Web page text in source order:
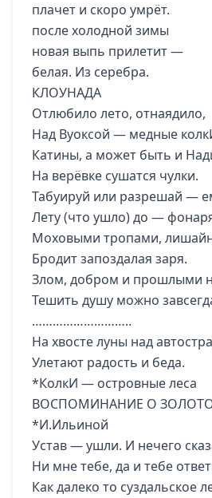
плачет и скоро умрёт.
после холодной зимы
новая выпь прилетит —
белая. Из серебра.
КЛОУНАДА
Отлюбило лето, отнаядило,
Над Вуоксой — медные
Катины, а может быть и
На верёвке сушатся чулки.
Табуируй или разрешай —
Лету (что ушло) до —
Моховыми тропами,
Бродит запоздалая заря.
Злом, добром и прошлыми
Тешить душу можно
………………………..
На хвосте луны над
Улетают радость и беда.
*КолкИ — островные леса
ВОСПОМИНАНИЕ О
*И.Ильиной
Устав — ушли. И нечего
Ни мне тебе, да и тебе
Как далеко то суздальское